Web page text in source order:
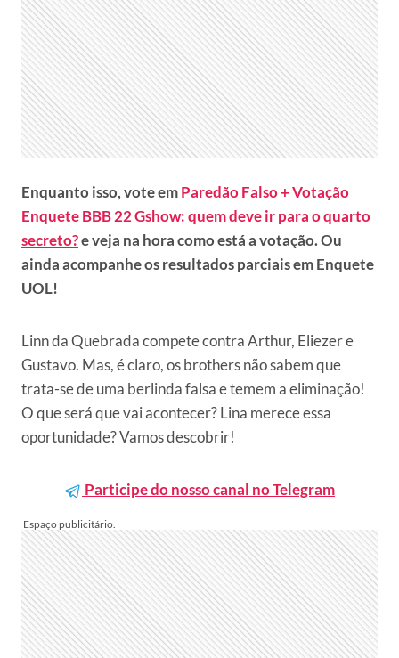
Enquanto isso, vote emParedão Falso + Votação
Enquete BBB 22 Gshow: quem deve ir para o quarto
secreto?e veja na hora como está a votação. Ou
ainda acompanhe os resultados parciais em Enquete
UOL!
Linn da Quebrada compete contra Arthur, Eliezer e
Gustavo. Mas, é claro, os brothers não sabem que
trata-se de uma berlinda falsa e temem a eliminação!
O que será que vai acontecer? Lina merece essa
oportunidade? Vamos descobrir!
Participe do nosso canal no Telegram